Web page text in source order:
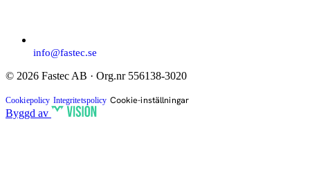
info@fastec.se
© 2026 Fastec AB · Org.nr 556138-3020
Cookiepolicy Integritetspolicy Cookie-inställningar
Byggd av